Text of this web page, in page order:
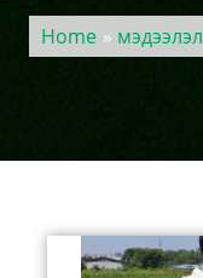
Home » мэдээлэл